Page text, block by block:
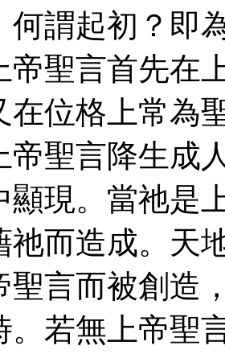
何謂起初？即
帝聖言首先在
在位格上常為
帝聖言降生成
顯現。當祂是
祂而造成。
聖言而被創造
。若無上帝聖